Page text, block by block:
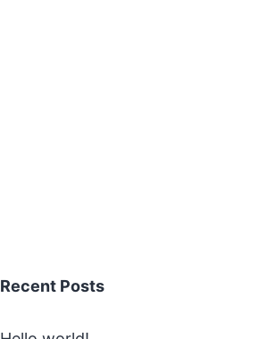
Recent Posts